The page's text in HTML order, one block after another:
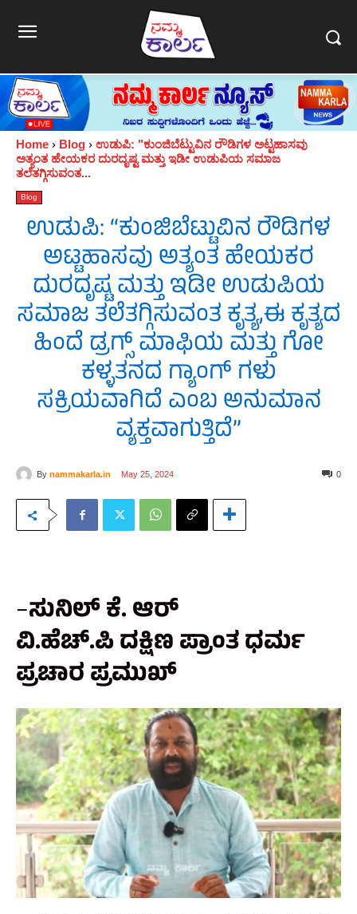
Home Blog
ಉಡುಪಿ: "ಕುಂಜಿಬೆಟ್ಟುವಿನ ರೌಡಿಗಳ ಅಟ್ಟಹಾಸವು
ಅತ್ಯಂತ ಹೇಯಕರ ದುರದೃಷ್ಟ ಮತ್ತು ಇಡೀ ಉಡುಪಿಯ ಸಮಾಜ
ತಲೆತಗ್ಗಿಸುವಂತ...
Blog
ಉಡುಪಿ: “ಕುಂಜಿಬೆಟ್ಟುವಿನ ರೌಡಿಗಳ
ಅಟ್ಟಹಾಸವು ಅತ್ಯಂತ ಹೇಯಕರ
ದುರದೃಷ್ಟ ಮತ್ತು ಇಡೀ ಉಡುಪಿಯ
ಸಮಾಜ ತಲೆತಗ್ಗಿಸುವಂತ ಕೃತ್ಯ,ಈ ಕೃತ್ಯದ
ಹಿಂದೆ ಡ್ರಗ್ಸ್ ಮಾಫಿಯ ಮತ್ತು ಗೋ
ಕಳ್ಳತನದ ಗ್ಯಾಂಗ್ ಗಳು
ಸಕ್ರಿಯವಾಗಿದೆ ಎಂಬ ಅನುಮಾನ
ವ್ಯಕ್ತವಾಗುತ್ತಿದೆ”
By nammakarla.in May 25, 2024 0
–ಸುನಿಲ್ ಕೆ. ಆರ್
ವಿ.ಹೆಚ್.ಪಿ ದಕ್ಷಿಣ ಪ್ರಾಂತ ಧರ್ಮ
ಪ್ರಚಾರ ಪ್ರಮುಖ್